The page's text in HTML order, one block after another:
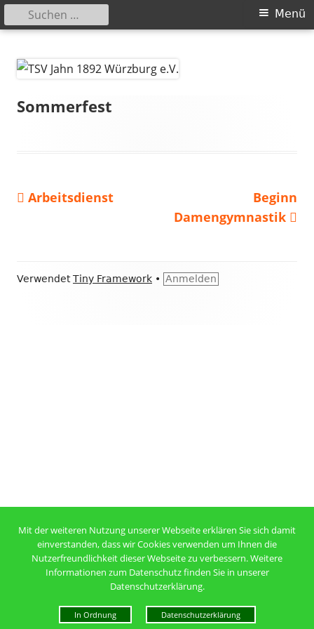
zum
Primäres
Menü
Suchen
nach:
Sommerfest
Beitragsnavigation
Vorheriger
Arbeitsdienst
Nächster
Beitrag
Beginn
Damengymnastik
Footer
VerwendetTiny Framework • Anmelden
Mit der weiteren Nutzung unserer Webseite erklären Sie sich damit
einverstanden, dass wir Cookies verwenden um Ihnen die
Nutzerfreundlichkeit dieser Webseite zu verbessern. Weitere
Informationen zum Datenschutz finden Sie in unserer
Datenschutzerklärung.
In Ordnung Datenschutzerklärung
Mehr über Cookies erfahren